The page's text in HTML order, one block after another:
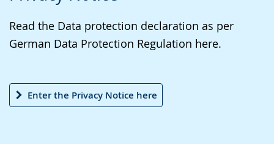
Read the Data protection declaration as per
German Data Protection Regulation here.
Enter the Privacy Notice here
wechseln.
Deutscher
Gebärdensprache
angezeigt.